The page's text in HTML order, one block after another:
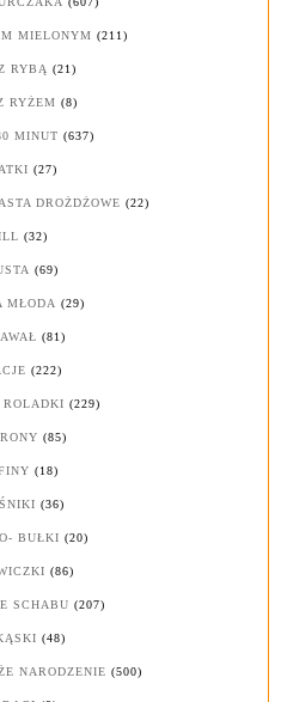
MIELONYM (211)
RYBĄ (21)
RYŻEM (8)
MINUT (637)
(27)
DROŻDŻOWE (22)
(32)
(69)
MŁODA (29)
(81)
(222)
(229)
(85)
(18)
(36)
BUŁKI (20)
(86)
SCHABU (207)
(48)
NARODZENIE (500)